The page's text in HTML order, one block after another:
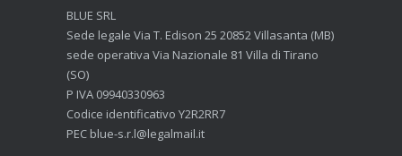
BLUE SRL
Sede legale Via T. Edison 25 20852 Villasanta (MB)
sede operativa Via Nazionale 81 Villa di Tirano
(SO)
P IVA 09940330963
Codice identificativo Y2R2RR7
PEC blue-s.r.l@legalmail.it